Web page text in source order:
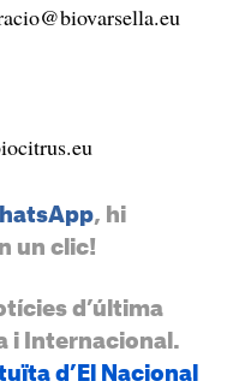
, hi
un clic!
d’última
i Internacional.
d’El Nacional